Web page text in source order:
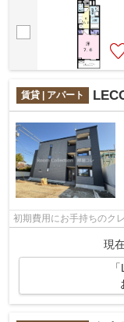
賃貸 | アパート
初期費用にお手持ちのク
現